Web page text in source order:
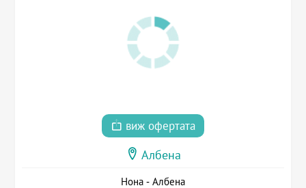
виж офертата
Албена
Нона - Албена